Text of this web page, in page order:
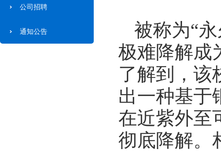
公司招聘
通知公告
被称为“
极难降解成
了解到，该
出一种基于
在近紫外至
彻底降解。